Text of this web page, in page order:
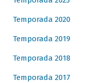
Temporada 2020
Temporada 2019
Temporada 2018
Temporada 2017